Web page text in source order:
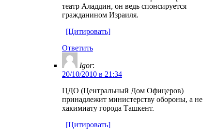
театр Аладдин, он ведь спонсируется
гражданином Израиля.
[Цитировать]
Ответить
Igor:
20/10/2010 в 21:34
ЦДО (Центральный Дом Офицеров)
принадлежит министерству обороны, а не
хакимиату города Ташкент.
[Цитировать]